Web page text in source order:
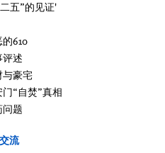
五”的见证'
的610
评述
与豪宅
门“自焚”真相
问题
流